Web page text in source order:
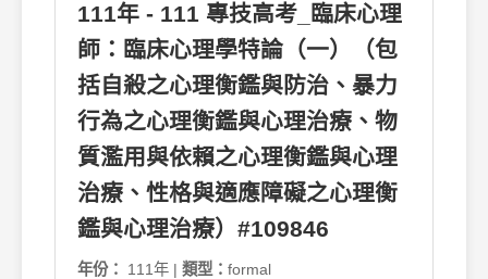
111年 - 111 專技高考_臨床心理
師：臨床心理學特論（一）（包
括自殺之心理衡鑑與防治、暴力
行為之心理衡鑑與心理治療、物
質濫用與依賴之心理衡鑑與心理
治療、性格與適應障礙之心理衡
鑑與心理治療）#109846
年份： 111年 | 類型： formal